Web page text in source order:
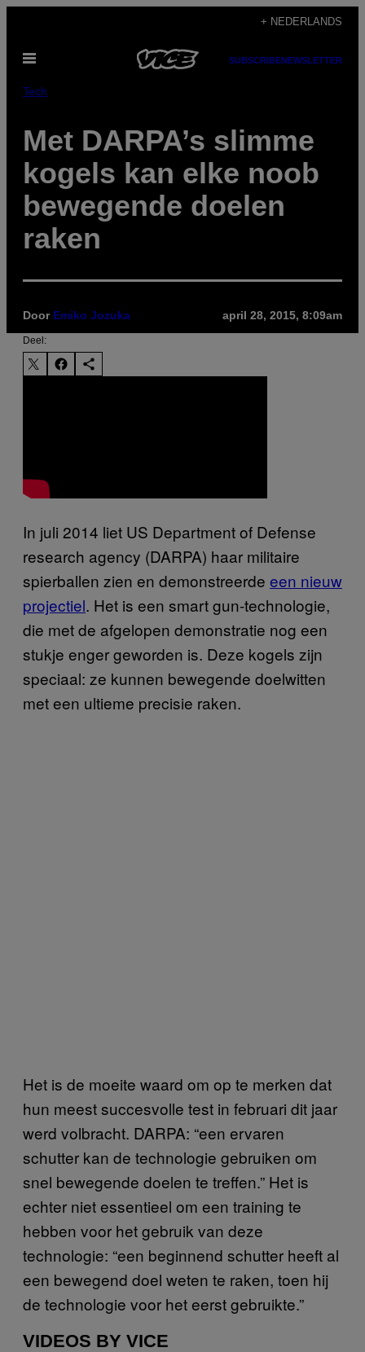
de
inhoud
+ NEDERLANDS
Open
SUBSCRIBENEWSLETTER
Tech
Met DARPA’s slimme
kogels kan elke noob
bewegende doelen
raken
Door Emiko Jozuka april 28, 2015, 8:09am
Deel:
​In juli 2014 liet US Department of Defense
research agency (DARPA) haar militaire
spierballen zien en demonstreerde een nieuw
projectiel. Het is een smart gun-technologie,
die met de afgelopen demonstratie nog een
stukje enger geworden is. Deze kogels zijn
speciaal: ze kunnen bewegende doelwitten
met een ultieme precisie raken.
Het is de moeite waard om op te merken dat
hun meest succesvolle test in februari dit jaar
werd volbracht. DARPA: “een ervaren
schutter kan de technologie gebruiken om
snel bewegende doelen te treffen.” Het is
echter niet essentieel om een training te
hebben voor het gebruik van deze
technologie: “een beginnend schutter heeft al
een bewegend doel weten te raken, toen hij
de technologie voor het eerst gebruikte.”
VIDEOS BY VICE